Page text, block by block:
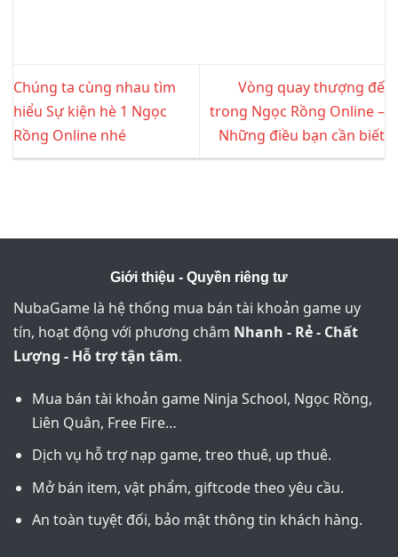
Chúng ta cùng nhau tìm
hiểu Sự kiện hè 1 Ngọc
Rồng Online nhé
Vòng quay thượng đế
trong Ngọc Rồng Online –
Những điều bạn cần biết
Giới thiệu - Quyền riêng tư
NubaGame là hệ thống mua bán tài khoản game uy
tín, hoạt động với phương châm Nhanh - Rẻ - Chất
Lượng - Hỗ trợ tận tâm.
Mua bán tài khoản game Ninja School, Ngọc Rồng,
Liên Quân, Free Fire…
Dịch vụ hỗ trợ nạp game, treo thuê, up thuê.
Mở bán item, vật phẩm, giftcode theo yêu cầu.
An toàn tuyệt đối, bảo mật thông tin khách hàng.